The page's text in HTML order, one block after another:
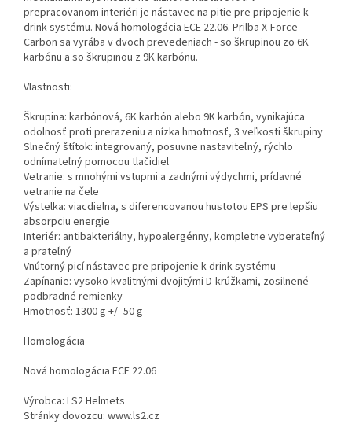
prepracovanom interiéri je nástavec na pitie pre pripojenie k
drink systému. Nová homologácia ECE 22.06. Prilba X-Force
Carbon sa vyrába v dvoch prevedeniach - so škrupinou zo 6K
karbónu a so škrupinou z 9K karbónu.
Vlastnosti:
Škrupina: karbónová, 6K karbón alebo 9K karbón, vynikajúca
odolnosť proti prerazeniu a nízka hmotnosť, 3 veľkosti škrupiny
Slnečný štítok: integrovaný, posuvne nastaviteľný, rýchlo
odnímateľný pomocou tlačidiel
Vetranie: s mnohými vstupmi a zadnými výdychmi, prídavné
vetranie na čele
Výstelka: viacdielna, s diferencovanou hustotou EPS pre lepšiu
absorpciu energie
Interiér: antibakteriálny, hypoalergénny, kompletne vyberateľný
a prateľný
Vnútorný picí nástavec pre pripojenie k drink systému
Zapínanie: vysoko kvalitnými dvojitými D-krúžkami, zosilnené
podbradné remienky
Hmotnosť: 1300 g +/- 50 g
Homologácia
Nová homologácia ECE 22.06
Výrobca: LS2 Helmets
Stránky dovozcu: www.ls2.cz